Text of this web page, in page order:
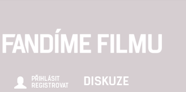
PŘIHLÁSIT
REGISTROVAT
DISKUZE